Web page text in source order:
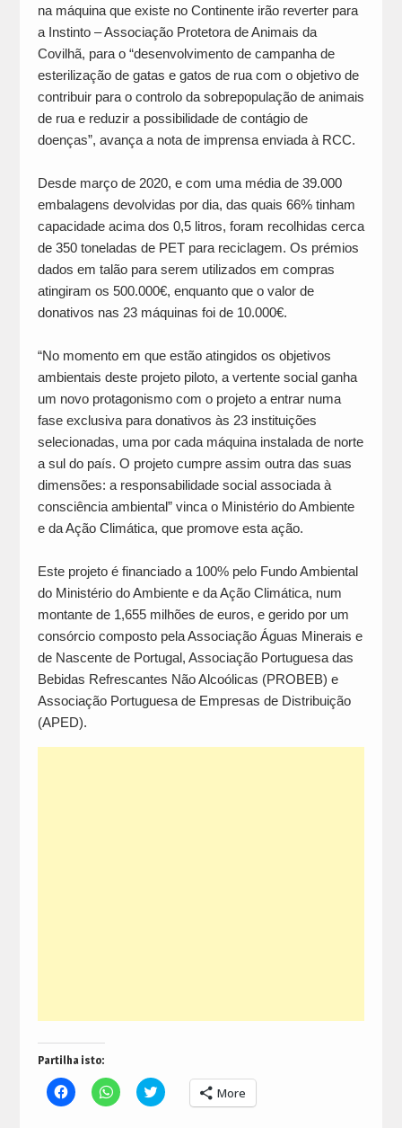
na máquina que existe no Continente irão reverter para
a Instinto – Associação Protetora de Animais da
Covilhã, para o “desenvolvimento de campanha de
esterilização de gatas e gatos de rua com o objetivo de
contribuir para o controlo da sobrepopulação de animais
de rua e reduzir a possibilidade de contágio de
doenças”, avança a nota de imprensa enviada à RCC.
Desde março de 2020, e com uma média de 39.000
embalagens devolvidas por dia, das quais 66% tinham
capacidade acima dos 0,5 litros, foram recolhidas cerca
de 350 toneladas de PET para reciclagem. Os prémios
dados em talão para serem utilizados em compras
atingiram os 500.000€, enquanto que o valor de
donativos nas 23 máquinas foi de 10.000€.
“No momento em que estão atingidos os objetivos
ambientais deste projeto piloto, a vertente social ganha
um novo protagonismo com o projeto a entrar numa
fase exclusiva para donativos às 23 instituições
selecionadas, uma por cada máquina instalada de norte
a sul do país. O projeto cumpre assim outra das suas
dimensões: a responsabilidade social associada à
consciência ambiental” vinca o Ministério do Ambiente
e da Ação Climática, que promove esta ação.
Este projeto é financiado a 100% pelo Fundo Ambiental
do Ministério do Ambiente e da Ação Climática, num
montante de 1,655 milhões de euros, e gerido por um
consórcio composto pela Associação Águas Minerais e
de Nascente de Portugal, Associação Portuguesa das
Bebidas Refrescantes Não Alcoólicas (PROBEB) e
Associação Portuguesa de Empresas de Distribuição
(APED).
Partilha isto:
Click
to
Click
to
Click
to More